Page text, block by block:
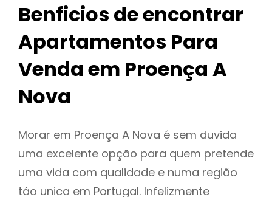
Benficios de encontrar
Apartamentos Para
Venda em Proença A
Nova
Morar em Proença A Nova é sem duvida
uma excelente opção para quem pretende
uma vida com qualidade e numa região
táo unica em Portugal. Infelizmente